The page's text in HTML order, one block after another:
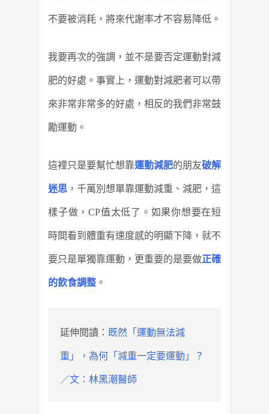
不要被消耗，將來代謝率才不容易降低。
我要再次的強調，並不是要否定運動對減
肥的好處。事實上，運動對減肥者可以帶
來非常非常多的好處，相反的我們非常鼓
勵運動。
這裡只是要幫忙想靠運動減肥的朋友破解
迷思 ，千萬別想單靠運動減重、減肥，這
樣子做，CP值太低了。如果你想要在短
時間看到體重有速度感的明顯下降，就不
要只是單獨靠運動，更重要的是要做正確
的飲食調整 。
延伸閱讀： 既然「運動無法減
重」，為何「減重一定要運動」？
／文：林黑潮醫師